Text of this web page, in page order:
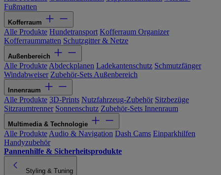
Fußmatten
Kofferraum
Alle Produkte Hundetransport Kofferraum Organizer
Kofferraummatten Schutzgitter & Netze
Außenbereich
Alle Produkte Abdeckplanen Ladekantenschutz Schmutzfänger
Windabweiser Zubehör-Sets Außenbereich
Innenraum
Alle Produkte 3D-Prints Nutzfahrzeug-Zubehör Sitzbezüge
Sitzraumtrenner Sonnenschutz Zubehör-Sets Innenraum
Multimedia & Technologie
Alle Produkte Audio & Navigation Dash Cams Einparkhilfen
Handyzubehör
Pannenhilfe & Sicherheitsprodukte
Styling & Tuning